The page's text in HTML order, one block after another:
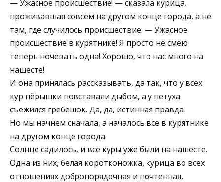
— Ужасное происшествие! — сказала курица,
проживавшая совсем на другом конце города, а не
там, где случилось происшествие. — Ужасное
происшествие в курятнике! Я просто не смею
теперь ночевать одна! Хорошо, что нас много на
нашесте!
И она принялась рассказывать, да так, что у всех
кур пёрышки повставали дыбом, а у петуха
съёжился гребешок. Да, да, истинная правда!
Но мы начнём сначала, а началось всё в курятнике
на другом конце города.
Солнце садилось, и все куры уже были на нашесте.
Одна из них, белая коротконожка, курица во всех
отношениях добропорядочная и почтенная,